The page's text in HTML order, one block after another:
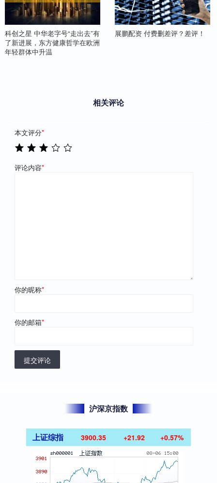
科创之星 中华老字号“走出去”有
了新进展，东方健康哲学在欧洲
年轻群体中升温
展鹏配资 付费删差评？差评！
相关评论
本文评分*
评论内容*
你的昵称*
你的邮箱*
提交评论
沪深京指数
上证综指 3900.35 +21.92 +0.57%